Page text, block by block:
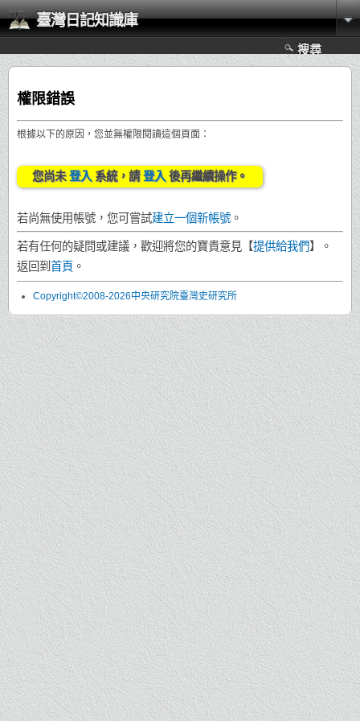
臺灣日記知識庫
搜尋
權限錯誤
根據以下的原因，您並無權限閱讀這個頁面：
您尚未登入 系統，請登入 後再繼續操作。
若尚無使用帳號，您可嘗試建立一個新帳號 。
若有任何的疑問或建議，歡迎將您的寶貴意見【提供給我們】。
返回到首頁 。
Copyright©2008-2026中央研究院臺灣史研究所